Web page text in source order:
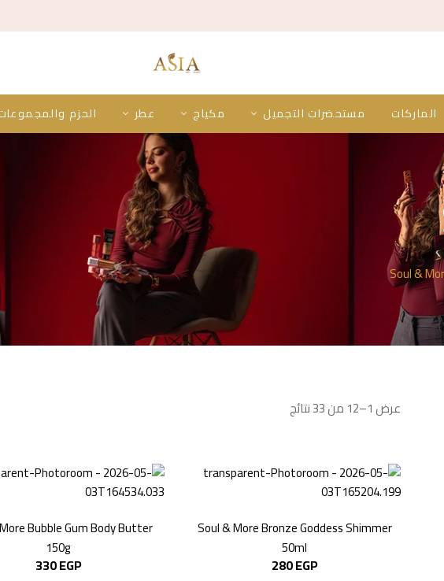
الماركات مستحضرات التجميل مكياج عطر الحزم
Soul &
عرض 1–12 من 33 نتائج
Soul & More Bronze Goddess Shimmer
50ml
280EGP
Bubble Gum Body Butter
150g
330EGP